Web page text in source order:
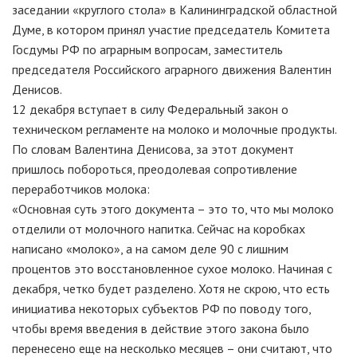
заседании «круглого стола» в Калининградской областной
Думе, в котором принял участие председатель Комитета
Госдумы РФ по аграрным вопросам, заместитель
председателя Российского аграрного движения Валентин
Денисов.
12 декабря вступает в силу Федеральный закон о
техническом регламенте на молоко и молочные продукты.
По словам Валентина Денисова, за этот документ
пришлось побороться, преодолевая сопротивление
переработчиков молока:
«Основная суть этого документа – это то, что мы молоко
отделили от молочного напитка. Сейчас на коробках
написано «молоко», а на самом деле 90 с лишним
процентов это восстановленное сухое молоко. Начиная с
декабря, четко будет разделено. Хотя не скрою, что есть
инициатива некоторых субъектов РФ по поводу того,
чтобы время введения в действие этого закона было
перенесено еще на несколько месяцев – они считают, что